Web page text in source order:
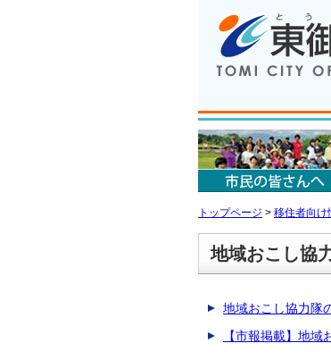
トップページ > 移住者向け
地域おこし協
地域おこし協力隊
【市報掲載】地域